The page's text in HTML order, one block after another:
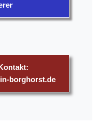
borghorst.de